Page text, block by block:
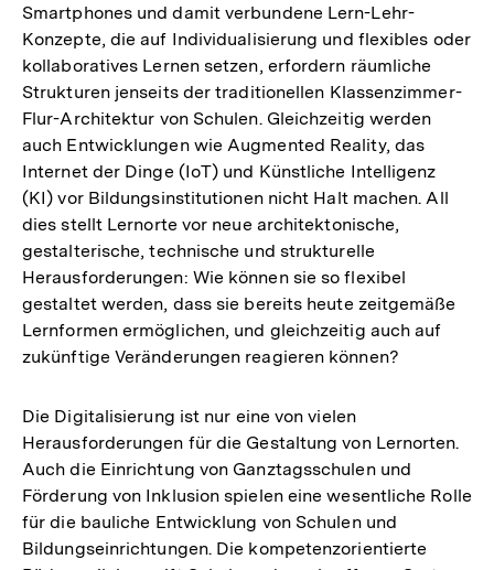
Smartphones und damit verbundene Lern-Lehr-
Konzepte, die auf Individualisierung und flexibles oder
kollaboratives Lernen setzen, erfordern räumliche
Strukturen jenseits der traditionellen Klassenzimmer-
Flur-Architektur von Schulen. Gleichzeitig werden
auch Entwicklungen wie Augmented Reality, das
Internet der Dinge (IoT) und Künstliche Intelligenz
(KI) vor Bildungsinstitutionen nicht Halt machen. All
dies stellt Lernorte vor neue architektonische,
gestalterische, technische und strukturelle
Herausforderungen: Wie können sie so flexibel
gestaltet werden, dass sie bereits heute zeitgemäße
Lernformen ermöglichen, und gleichzeitig auch auf
zukünftige Veränderungen reagieren können?
Die Digitalisierung ist nur eine von vielen
Herausforderungen für die Gestaltung von Lernorten.
Auch die Einrichtung von Ganztagsschulen und
Förderung von Inklusion spielen eine wesentliche Rolle
für die bauliche Entwicklung von Schulen und
Bildungseinrichtungen. Die kompetenzorientierte